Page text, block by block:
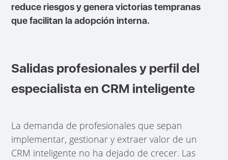
reduce riesgos y genera victorias tempranas
que facilitan la adopción interna.
Salidas profesionales y perfil del
especialista en CRM inteligente
La demanda de profesionales que sepan
implementar, gestionar y extraer valor de un
CRM inteligente no ha dejado de crecer. Las